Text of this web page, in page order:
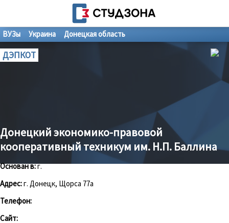
ВУЗы Украина Донецкая область
ДЭПКОТ
Донецкий экономико-правовой
кооперативный техникум им. Н.П. Баллина
Основан в:г.
Адрес:г. Донецк, Щорса 77а
Телефон:
Сайт: